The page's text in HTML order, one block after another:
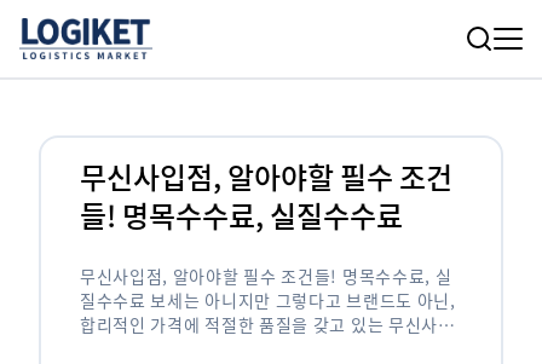
무신사입점, 알아야할 필수 조건
들! 명목수수료, 실질수수료
무신사입점, 알아야할 필수 조건들! 명목수수료, 실
질수수료 보세는 아니지만 그렇다고 브랜드도 아닌,
합리적인 가격에 적절한 품질을 갖고 있는 무신사!